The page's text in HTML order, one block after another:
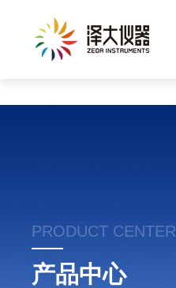
PRODUCT CENTER
产品中心